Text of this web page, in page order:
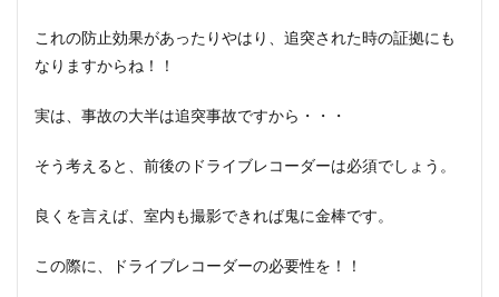
これの防止効果があったりやはり、追突された時の証拠にも
なりますからね！！
実は、事故の大半は追突事故ですから・・・
そう考えると、前後のドライブレコーダーは必須でしょう。
良くを言えば、室内も撮影できれば鬼に金棒です。
この際に、ドライブレコーダーの必要性を！！